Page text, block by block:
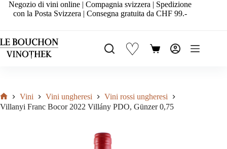
SaltaNegozio di vini online | Compagnia svizzera | Spedizione
con la Posta Svizzera | Consegna gratuita da CHF 99.-
♡ Carrello
Home
Vini Vini ungheresi
Vini rossi ungheresi
Villanyi Franc Bocor 2022 Villány PDO, Günzer 0,75